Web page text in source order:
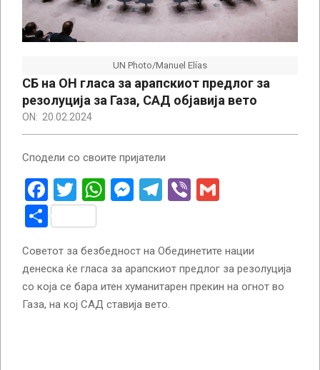
UN Photo/Manuel Elías
СБ на ОН гласа за арапскиот предлог за
резолуција за Газа, САД објавија вето
ON: 20.02.2024
Сподели со своите пријатели
Facebook
Twitter
WhatsApp
Messenger
Telegram
Viber
Share
Советот за безбедност на Обединетите нации
денеска ќе гласа за арапскиот предлог за резолуција
со која се бара итен хуманитарен прекин на огнот во
Газа, на кој САД ставија вето.